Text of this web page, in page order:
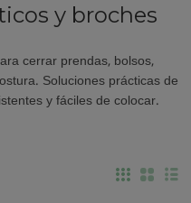
y broches
cerrar prendas, bolsos,
Soluciones prácticas de
y fáciles de colocar.